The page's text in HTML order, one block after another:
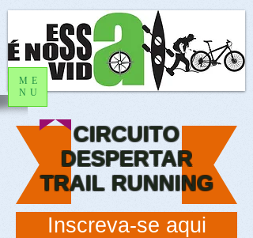
ME
NU
CIRCUITO
DESPERTAR
TRAIL RUNNING
Inscreva-se aqui